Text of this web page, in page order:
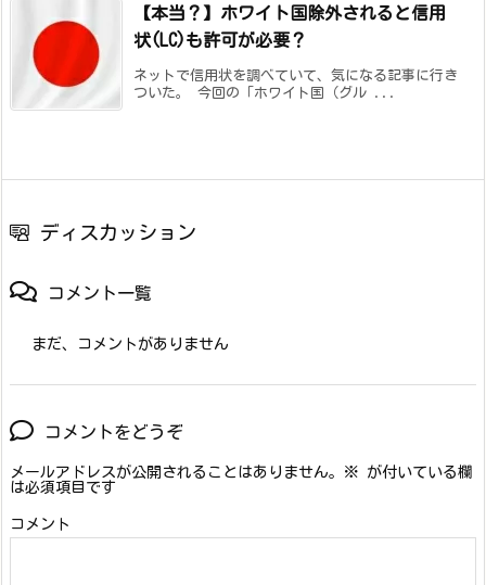
【本当？】ホワイト国除外されると信用
状(LC)も許可が必要？
ネットで信用状を調べていて、気になる記事に行き
ついた。 今回の「ホワイト国（グル ...
ディスカッション
コメント一覧
まだ、コメントがありません
コメントをどうぞ
メールアドレスが公開されることはありません。 ※ が付いている欄
は必須項目です
コメント